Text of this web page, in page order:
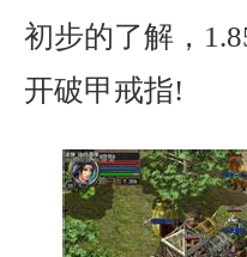
初步的了解，
开破甲戒指!